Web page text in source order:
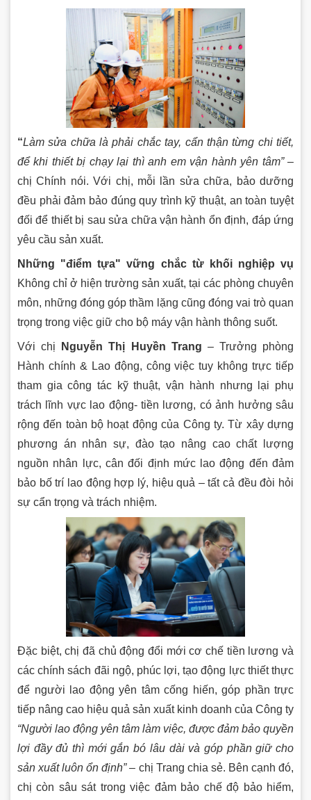
“Làm sửa chữa là phải chắc tay, cẩn thận từng chi tiết,
để khi thiết bị chạy lại thì anh em vận hành yên tâm”–
chị Chính nói. Với chị, mỗi lần sửa chữa, bảo dưỡng
đều phải đảm bảo đúng quy trình kỹ thuật, an toàn tuyệt
đối để thiết bị sau sửa chữa vận hành ổn định, đáp ứng
yêu cầu sản xuất.
Những "điểm tựa" vững chắc từ khối nghiệp vụ
Không chỉ ở hiện trường sản xuất, tại các phòng chuyên
môn, những đóng góp thầm lặng cũng đóng vai trò quan
trọng trong việc giữ cho bộ máy vận hành thông suốt.
Với chị Nguyễn Thị Huyền Trang – Trưởng phòng
Hành chính & Lao động, công việc tuy không trực tiếp
tham gia công tác kỹ thuật, vận hành nhưng lại phụ
trách lĩnh vực lao động- tiền lương, có ảnh hưởng sâu
rộng đến toàn bộ hoạt động của Công ty. Từ xây dựng
phương án nhân sự, đào tạo nâng cao chất lượng
nguồn nhân lực, cân đối định mức lao động đến đảm
bảo bố trí lao động hợp lý, hiệu quả – tất cả đều đòi hỏi
sự cẩn trọng và trách nhiệm.
Đặc biệt, chị đã chủ động đổi mới cơ chế tiền lương và
các chính sách đãi ngộ, phúc lợi, tạo động lực thiết thực
để người lao động yên tâm cống hiến, góp phần trực
tiếp nâng cao hiệu quả sản xuất kinh doanh của Công ty
“Người lao động yên tâm làm việc, được đảm bảo quyền
lợi đầy đủ thì mới gắn bó lâu dài và góp phần giữ cho
sản xuất luôn ổn định”– chị Trang chia sẻ. Bên cạnh đó,
chị còn sâu sát trong việc đảm bảo chế độ bảo hiểm,